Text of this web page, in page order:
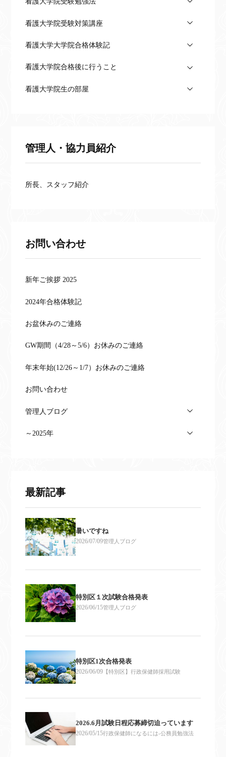
看護大学院受験対策講座
看護大学大学院合格体験記
看護大学院合格後に行うこと
看護大学院生の部屋
管理人・協力員紹介
所長、スタッフ紹介
お問い合わせ
新年ご挨拶 2025
2024年合格体験記
お盆休みのご連絡
GW期間（4/28～5/6）お休みのご連絡
年末年始(12/26～1/7）お休みのご連絡
お問い合わせ
管理人ブログ
～2025年
最新記事
暑いですね
2026/07/09管理人ブログ
特別区１次試験合格発表
2026/06/15管理人ブログ
特別区1次合格発表
2026/06/09【特別区】行政保健師採用試験
2026.6月試験日程応募締切迫っています
2026/05/15行政保健師になるには-公務員勉強法